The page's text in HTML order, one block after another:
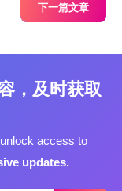
下一篇文章
，及时获取
access to
updates.